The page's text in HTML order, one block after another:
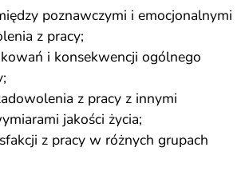
poznawczymi i emocjonalnymi
z pracy;
i konsekwencji ogólnego
z pracy z innymi
jakości życia;
z pracy w różnych grupach